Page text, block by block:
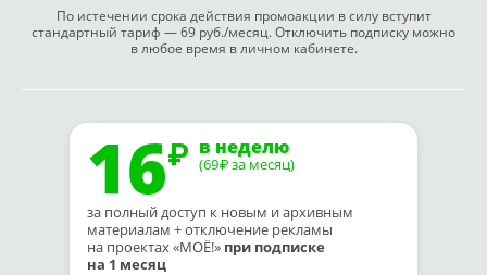
По истечении срока действия промоакции в силу вступит
стандартный тариф — 69 руб./месяц. Отключить подписку можно
в любое время в личном кабинете.
16 в неделю
(69₽ за месяц)
за полный доступ к новым и архивным
материалам + отключение рекламы
на проектах «МОЁ!» при подписке
на 1 месяц